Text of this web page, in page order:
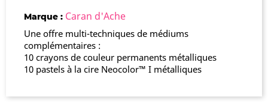
Marque : Caran d'Ache
Une offre multi-techniques de médiums
complémentaires :
10 crayons de couleur permanents métalliques
10 pastels à la cire Neocolor™ I métalliques